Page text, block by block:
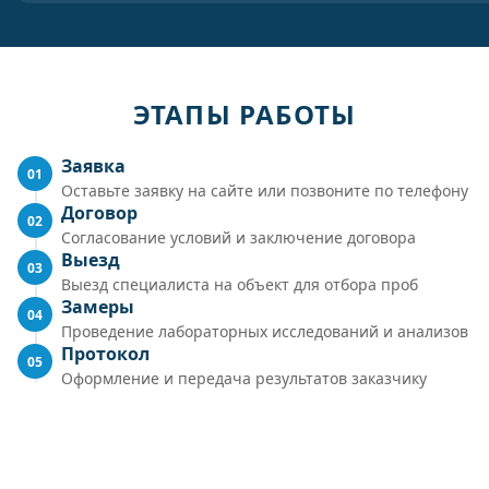
ЭТАПЫ РАБОТЫ
01 Заявка
Оставьте заявку на сайте или позвоните по телефону
02 Договор
Согласование условий и заключение договора
03 Выезд
Выезд специалиста на объект для отбора проб
04 Замеры
Проведение лабораторных исследований и анализов
05 Протокол
Оформление и передача результатов заказчику